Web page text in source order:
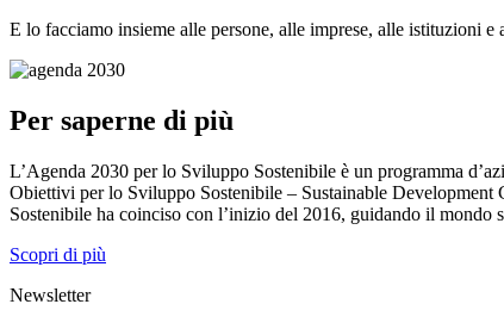
E lo facciamo insieme alle persone, alle imprese, alle istituzioni e
Per saperne di più
L’Agenda 2030 per lo Sviluppo Sostenibile è un programma
Obiettivi per lo Sviluppo Sostenibile – Sustainable Development
Sostenibile ha coinciso con l’inizio del 2016, guidando il mondo
Scopri di più
Newsletter